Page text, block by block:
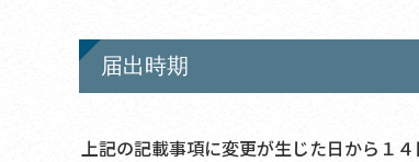
届出時期
上記の記載事項に変更が生じた日から１